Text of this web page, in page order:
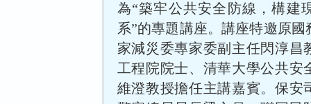
為“築牢公共安全防線，構建
系”的專題講座。講座特邀原
家減災委專家委副主任閃淳昌
工程院院士、清華大學公共安
維澄教授擔任主講嘉賓。保安